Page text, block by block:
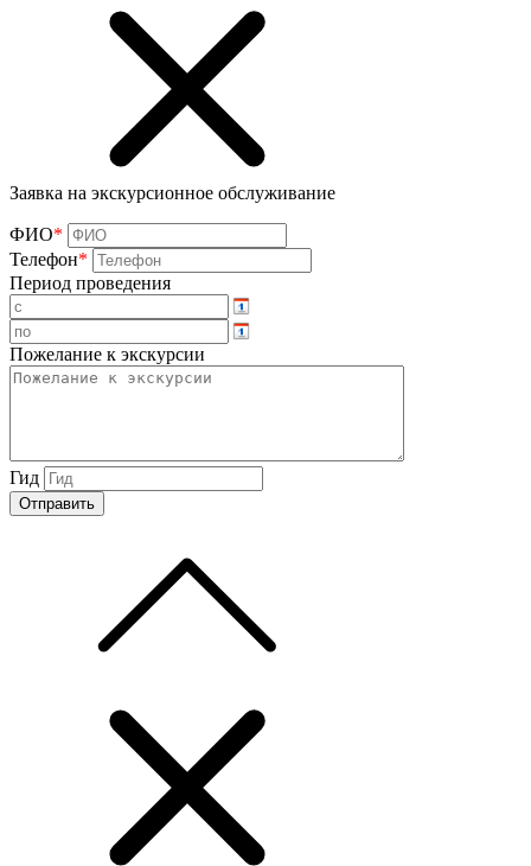
Заявка на экскурсионное обслуживание
ФИО*
Телефон*
Период проведения
Пожелание к экскурсии
Гид